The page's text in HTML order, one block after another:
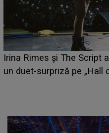
cu
HOROSCOP 6
câștige mai mulți